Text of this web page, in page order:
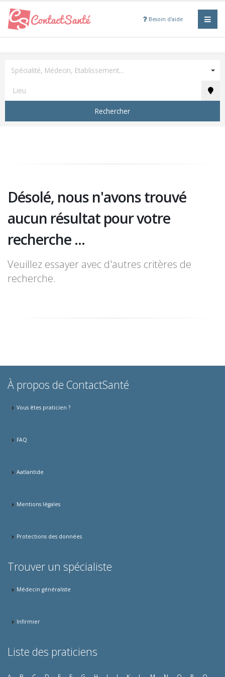
Besoin d'aide
Spécialité, Médecin, Etablissement...
Rechercher
Désolé, nous n'avons trouvé
aucun résultat pour votre
recherche ...
Veuillez essayer avec d'autres critères de
recherche.
À propos de ContactSanté
Vous êtes praticien ?
FAQ
Aatlantide
Mentions légales
Protections des données
Trouver un spécialiste
Médecin généraliste
Infirmier
Liste des praticiens